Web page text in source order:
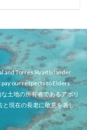
and Torres Strait Islander
our respects to Elders
土地の所有者であるアボリ
と現在の長老に敬意を表し